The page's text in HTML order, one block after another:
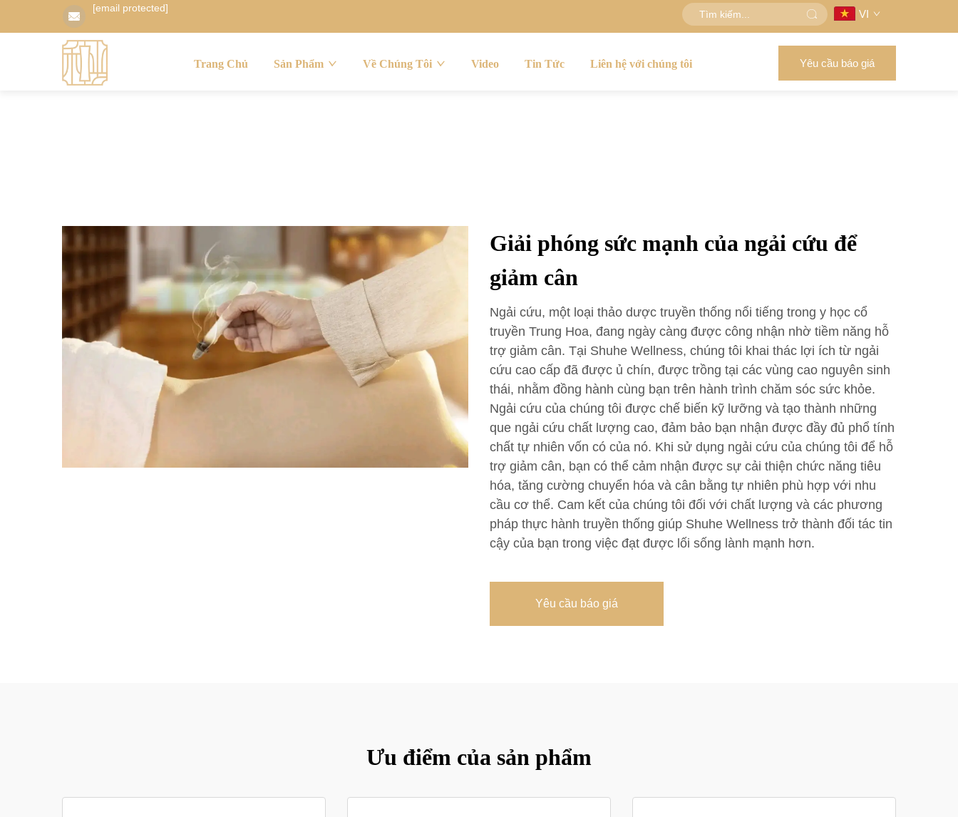
[email protected] VI
Trang Chủ Sản Phẩm Về Chúng Tôi Video Tin Tức Liên hệ với chúng tôi Yêu cầu báo giá
Giải phóng sức mạnh của ngải cứu để
giảm cân
Ngải cứu, một loại thảo dược truyền thống nổi tiếng trong y học cổ
truyền Trung Hoa, đang ngày càng được công nhận nhờ tiềm năng hỗ
trợ giảm cân. Tại Shuhe Wellness, chúng tôi khai thác lợi ích từ ngải
cứu cao cấp đã được ủ chín, được trồng tại các vùng cao nguyên sinh
thái, nhằm đồng hành cùng bạn trên hành trình chăm sóc sức khỏe.
Ngải cứu của chúng tôi được chế biến kỹ lưỡng và tạo thành những
que ngải cứu chất lượng cao, đảm bảo bạn nhận được đầy đủ phổ tính
chất tự nhiên vốn có của nó. Khi sử dụng ngải cứu của chúng tôi để hỗ
trợ giảm cân, bạn có thể cảm nhận được sự cải thiện chức năng tiêu
hóa, tăng cường chuyển hóa và cân bằng tự nhiên phù hợp với nhu
cầu cơ thể. Cam kết của chúng tôi đối với chất lượng và các phương
pháp thực hành truyền thống giúp Shuhe Wellness trở thành đối tác tin
cậy của bạn trong việc đạt được lối sống lành mạnh hơn.
Yêu cầu báo giá
Ưu điểm của sản phẩm